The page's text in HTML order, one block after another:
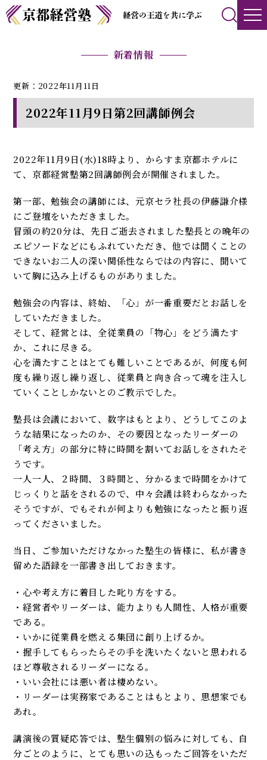
新着情報
更新：2022年11月11日
2022年11月9日第2回講師例会
2022年11月9日(水)18時より、からすま京都ホテルに
て、京都経営塾第2回講師例会が開催されました。
第一部、勉強会の講師には、元京セラ社長の伊藤謙介様
にご登壇をいただきました。
冒頭の約20分は、先日ご逝去されました塾長との晩年の
エピソードなどにもふれていただき、他では聞くことの
できないお二人の深い関係性ならではの内容に、聞いて
いて胸に込み上げるものがありました。
勉強会の内容は、終始、「心」が一番重要だとお話しを
していただきました。
そして、経営とは、全従業員の「物心」をどう満たす
か、これに尽きる。
心を満たすことはとても難しいことであるが、何度も何
度も繰り返し繰り返し、従業員と向き合って魂を注入し
ていくことしかないとのご教示でした。
塾長は会議において、数字はもとより、どうしてこのよ
うな結果になったのか、その要因となったリーダーの
「考え方」の部分に特に時間を割いてお話しをされたそ
うです。
一人一人、２時間、３時間と、分かるまで時間をかけて
じっくりと話をされるので、中々会議は終わらなかった
そうですが、でもそれが何よりも勉強になったと振り返
ってくださいました。
当日、ご参加いただけなかった塾生の皆様に、私が書き
留めた語録を一部書き出しておきます。
・心や考え方に着目した叱り方をする。
・経営者やリーダーは、能力よりも人間性、人格が重要
である。
・いかに従業員を燃える集団に創り上げるか。
・握手してもらったらその手を洗いたくないと思われる
ほど尊敬されるリーダーになる。
・いい会社には悪い者は棲めない。
・リーダーは実務家であることはもとより、思想家でも
あれ。
講演後の質疑応答では、塾生個別の悩みに対しても、自
分ごとのように、とても思いの込もったご回答をいただ